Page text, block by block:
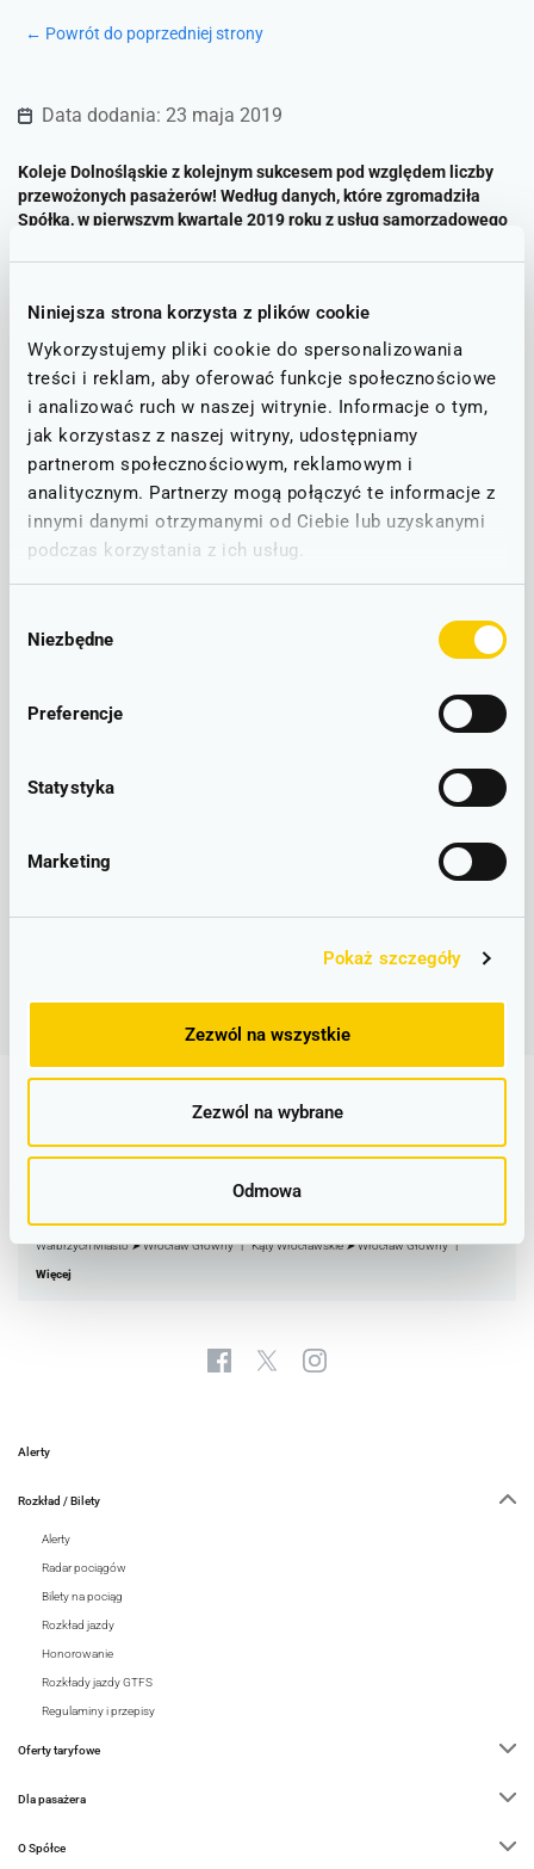
Niniejsza strona korzysta z plików cookie
Wykorzystujemy pliki cookie do spersonalizowania
treści i reklam, aby oferować funkcje społecznościowe
i analizować ruch w naszej witrynie. Informacje o tym,
jak korzystasz z naszej witryny, udostępniamy
partnerom społecznościowym, reklamowym i
analitycznym. Partnerzy mogą połączyć te informacje z
innymi danymi otrzymanymi od Ciebie lub uzyskanymi
podczas korzystania z ich usług.
zgody
Niezbędne
Preferencje
Statystyka
Marketing
Pokaż szczegóły
Zezwól na wszystkie
Zezwól na wybrane
Odmowa
← Powrót do poprzedniej strony
Data dodania: 23 maja 2019
Koleje Dolnośląskie z kolejnym sukcesem pod względem liczby
przewożonych pasażerów! Według danych, które zgromadziła
Spółka, w pierwszym kwartale 2019 roku z usług samorządowego
z pierwszym kwartałem 2018 roku.
W styczniu 2019 z usług Kolei Dolnośląskich skorzystało powyżej 1
130 000 podróżnych (w styczniu 2018 było ich ponad 944 500),
w lutym nieco ponad 1 049 000 (w lutym 2018 - 815 600), w marcu
1 148 900 (w marcu 2018 - 918 000).
Warto wspomnieć, że drugi kwartał tego roku, dla Kolei
Dolnośląskich zaczął się równie dobrze. W kwietniu tego roku z KD
podróżowało ponad 1 077 000 pasażerów. W kwietniu 2018 roku
Bolesławiec Jelenia Góra
Wałbrzych Miasto ➤ Wrocław Główny Kąty Wrocławskie ➤ Wrocław Główny
Więcej
Alerty
Rozkład / Bilety
Alerty
Radar pociągów
Bilety na pociąg
Rozkład jazdy
Honorowanie
Rozkłady jazdy GTFS
Regulaminy i przepisy
Oferty taryfowe
Dla pasażera
O Spółce